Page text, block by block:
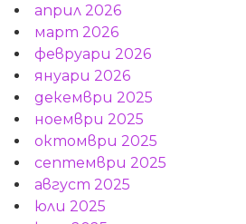
април 2026
март 2026
февруари 2026
януари 2026
декември 2025
ноември 2025
октомври 2025
септември 2025
август 2025
юли 2025